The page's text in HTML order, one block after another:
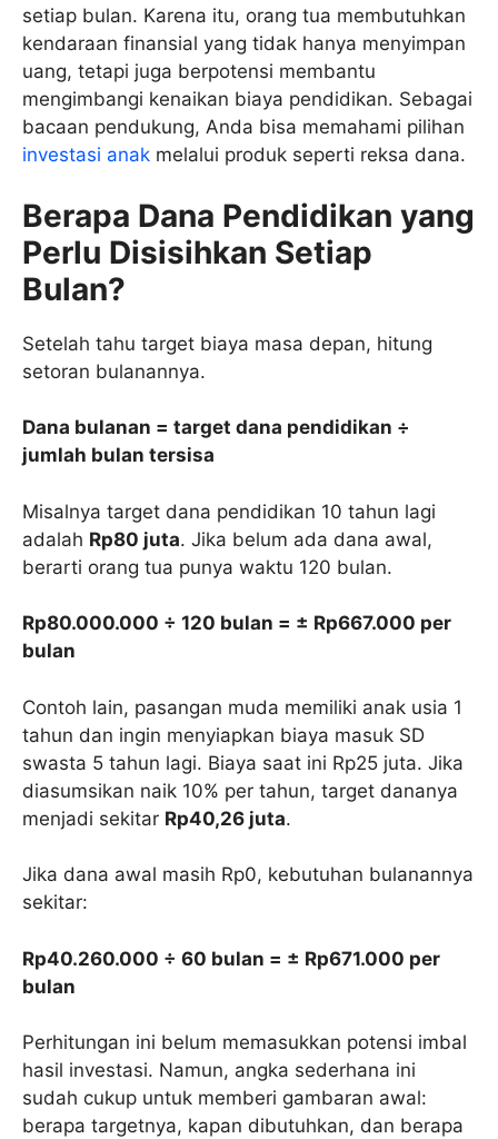
setiap bulan. Karena itu, orang tua membutuhkan
kendaraan finansial yang tidak hanya menyimpan
uang, tetapi juga berpotensi membantu
mengimbangi kenaikan biaya pendidikan. Sebagai
bacaan pendukung, Anda bisa memahami pilihan
investasi anak melalui produk seperti reksa dana.
Berapa Dana Pendidikan yang
Perlu Disisihkan Setiap
Bulan?
Setelah tahu target biaya masa depan, hitung
setoran bulanannya.
Dana bulanan = target dana pendidikan ÷
jumlah bulan tersisa
Misalnya target dana pendidikan 10 tahun lagi
adalah Rp80 juta. Jika belum ada dana awal,
berarti orang tua punya waktu 120 bulan.
Rp80.000.000 ÷ 120 bulan = ± Rp667.000 per
bulan
Contoh lain, pasangan muda memiliki anak usia 1
tahun dan ingin menyiapkan biaya masuk SD
swasta 5 tahun lagi. Biaya saat ini Rp25 juta. Jika
diasumsikan naik 10% per tahun, target dananya
menjadi sekitar Rp40,26 juta.
Jika dana awal masih Rp0, kebutuhan bulanannya
sekitar:
Rp40.260.000 ÷ 60 bulan = ± Rp671.000 per
bulan
Perhitungan ini belum memasukkan potensi imbal
hasil investasi. Namun, angka sederhana ini
sudah cukup untuk memberi gambaran awal:
berapa targetnya, kapan dibutuhkan, dan berapa